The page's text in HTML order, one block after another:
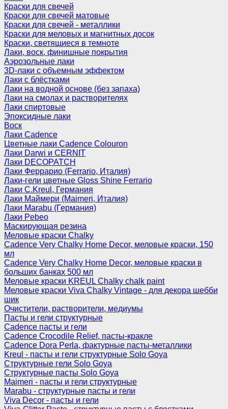
Краски для свечей
Краски для свечей матовые
Краски для свечей - металлики
Краски для меловых и магнитных досок
Краски, светящиеся в темноте
Лаки, воск, финишные покрытия
Аэрозольные лаки
3D-лаки с объемным эффектом
Лаки с блёстками
Лаки на водной основе (без запаха)
Лаки на смолах и растворителях
Лаки спиртовые
Эпоксидные лаки
Воск
Лаки Cadence
Цветные лаки Cadence Colouron
Лаки Darwi и CERNIT
Лаки DECOPATCH
Лаки Феррарио (Ferrario, Италия)
Лаки-гели цветные Gloss Shine Ferrario
Лаки C.Kreul, Германия
Лаки Маймери (Maimeri, Италия)
Лаки Marabu (Германия)
Лаки Pebeo
Маскирующая резина
Меловые краски Chalky
Cadence Very Chalky Home Decor, меловые краски, 150
мл
Cadence Very Chalky Home Decor, меловые краски в
больших банках 500 мл
Меловые краски KREUL Chalky chalk paint
Меловые краски Viva Chalky Vintage - для декора шебби
шик
Очистители, растворители, медиумы
Пасты и гели структурные
Cadence пасты и гели
Cadence Crocodile Relief, пасты-кракле
Cadence Dora Perla, фактурные пасты-металлики
Kreul - пасты и гели структурные Solo Goya
Структурные гели Solo Goya
Структурные пасты Solo Goya
Maimeri - пасты и гели структурные
Marabu - структурные пасты и гели
Viva Decor - пасты и гели